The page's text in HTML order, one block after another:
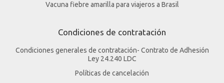
Vacuna fiebre amarilla para viajeros a Brasil
Condiciones de contratación
Condiciones generales de contratación- Contrato de Adhesión
Ley 24.240 LDC
Políticas de cancelación